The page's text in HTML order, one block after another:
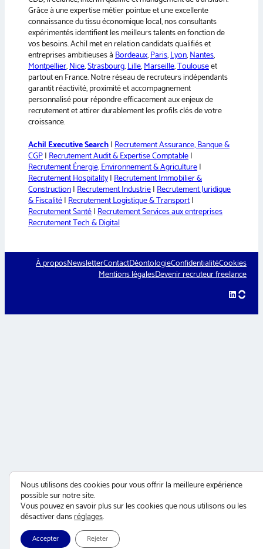
Grâce à une expertise métier pointue et une excellente
connaissance du tissu économique local, nos consultants
expérimentés identifient les meilleurs talents en fonction de
vos besoins. Achil met en relation candidats qualifiés et
entreprises ambitieuses àBordeaux,Paris,Lyon,Nantes,
Montpellier,Nice,Strasbourg,Lille,Marseille,Toulouseet
partout en France. Notre réseau de recruteurs indépendants
garantit réactivité, proximité et accompagnement
personnalisé pour répondre efficacement aux enjeux de
recrutement et attirer durablement les profils clés de votre
croissance.
Achil Executive Search|Recrutement Assurance, Banque &
CGP|Recrutement Audit & Expertise Comptable|
Recrutement Énergie, Environnement & Agriculture|
Recrutement Hospitality|Recrutement Immobilier &
Construction|Recrutement Industrie|Recrutement Juridique
& Fiscalité|Recrutement Logistique & Transport|
Recrutement Santé|Recrutement Services aux entreprises
Recrutement Tech & Digital
À proposNewsletterContactDéontologieConfidentialitéCookies
Mentions légalesDevenir recruteur freelance
LinkedIn
Nous utilisons des cookies pour vous offrir la meilleure expérience
possible sur notre site.
Vous pouvez en savoir plus sur les cookies que nous utilisons ou les
désactiver dansréglages.
Accepter Rejeter